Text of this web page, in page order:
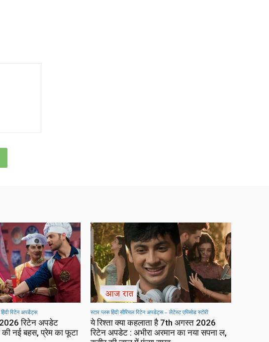
रिटेन अपडेट्स
रिटेन अपडेट
नई बहस, प्रेम का फूटा
स्टार प्लस हिंदी सीरियल रिटेन अपडेट्स – लेटेस्ट एपिसोड स्टोरी
ये रिश्ता क्या कहलाता है 7th अगस्त 2026
रिटेन अपडेट : अभीरा अरमान का नया सपना ल,